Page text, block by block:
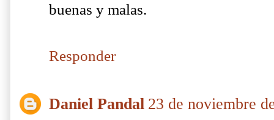
buenas y malas.
Responder
Daniel Pandal 23 de noviembre